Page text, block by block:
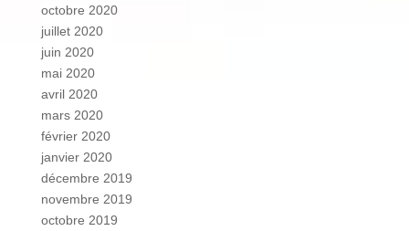
octobre 2020
juillet 2020
juin 2020
mai 2020
avril 2020
mars 2020
février 2020
janvier 2020
décembre 2019
novembre 2019
octobre 2019